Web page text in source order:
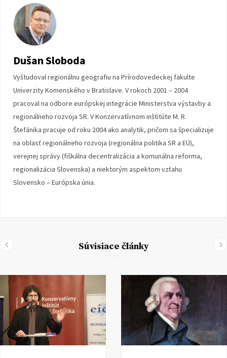
Dušan Sloboda
Vyštudoval regionálnu geografiu na Prírodovedeckej fakulte
Univerzity Komenského v Bratislave. V rokoch 2001 – 2004
pracoval na odbore európskej integrácie Ministerstva výstavby a
regionálneho rozvoja SR. V Konzervatívnom inštitúte M. R.
Štefánika pracuje od roku 2004 ako analytik, pričom sa špecializuje
na oblasť regionálneho rozvoja (regionálna politika SR a EÚ),
verejnej správy (fiškálna decentralizácia a komunálna reforma,
regionalizácia Slovenska) a niektorým aspektom vzťahu
Slovensko – Európska únia.
Súvisiace články